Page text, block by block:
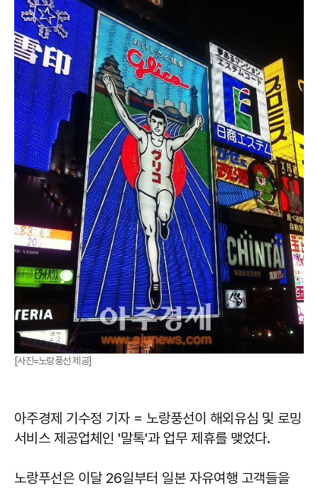
[사진=노랑풍선 제공]
아주경제 기수정 기자 = 노랑풍선이 해외유심 및 로밍
서비스 제공업체인 '말톡'과 업무 제휴를 맺었다.
노랑푸선은 이달 26일부터 일본 자유여행 고객들을